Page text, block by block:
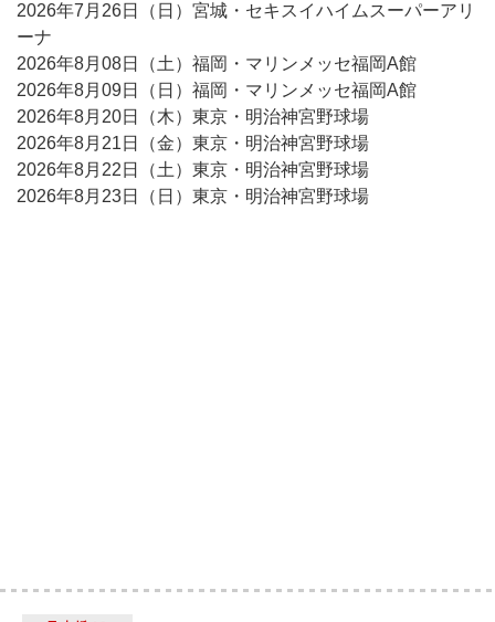
2026年7月26日（日）宮城・セキスイハイムスーパーアリ
ーナ
2026年8月08日（土）福岡・マリンメッセ福岡A館
2026年8月09日（日）福岡・マリンメッセ福岡A館
2026年8月20日（木）東京・明治神宮野球場
2026年8月21日（金）東京・明治神宮野球場
2026年8月22日（土）東京・明治神宮野球場
2026年8月23日（日）東京・明治神宮野球場